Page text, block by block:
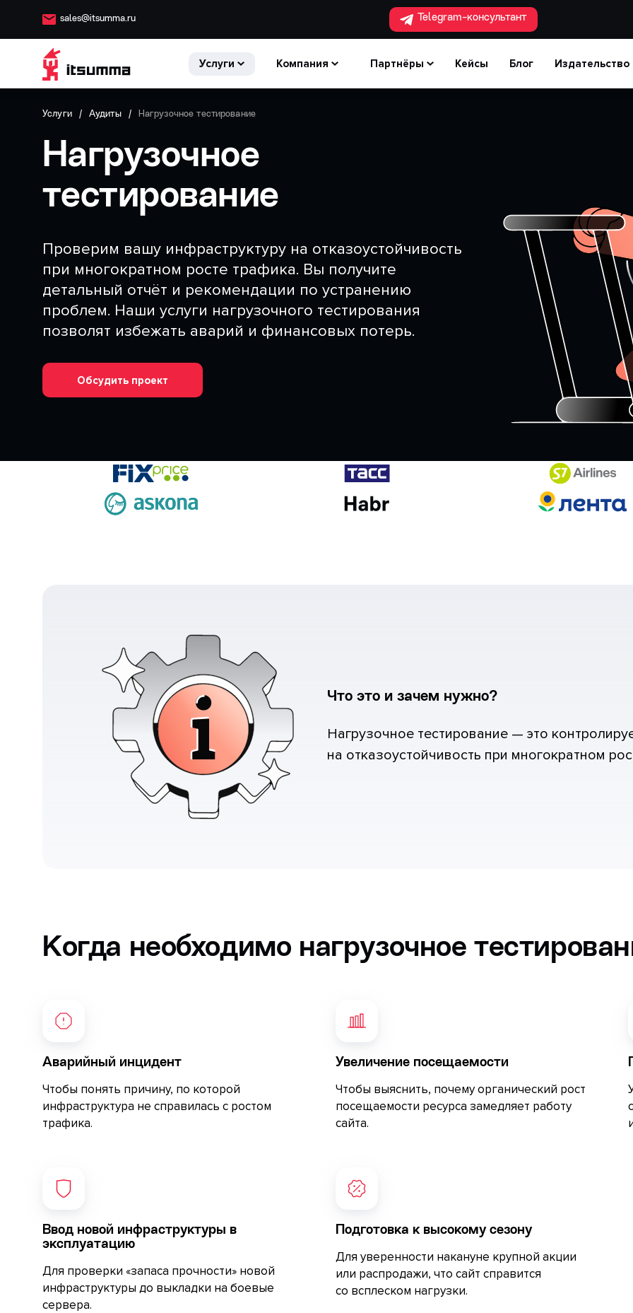
sales@itsumma.ru Telegram-консультант
Услуги Компания Партнёры Кейсы Блог Издательство
Услуги Аудиты Нагрузочное тестирование
Нагрузочное
тестирование
Проверим вашу инфраструктуру на отказоустойчивость
при многократном росте трафика. Вы получите
детальный отчёт и рекомендации по устранению
проблем. Наши услуги нагрузочного тестирования
позволят избежать аварий и финансовых потерь.
Обсудить проект
Что это и зачем нужно?
Нагрузочное тестирование — это
на отказоустойчивость при многократном
Когда необходимо нагрузочное
Аварийный инцидент
Чтобы понять причину, по которой
инфраструктура не справилась с ростом
трафика.
Увеличение посещаемости
Чтобы выяснить, почему органический рост
посещаемости ресурса замедляет работу
сайта.
Ввод новой инфраструктуры в
эксплуатацию
Для проверки «запаса прочности» новой
инфраструктуры до выкладки на боевые
сервера.
Подготовка к высокому сезону
Для уверенности накануне крупной акции
или распродажи, что сайт справится
со всплеском нагрузки.